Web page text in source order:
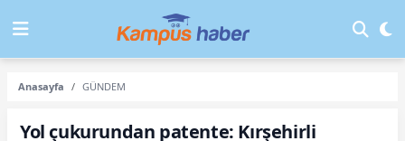
Anasayfa GÜNDEM
Yol çukurundan patente: Kırşehirli